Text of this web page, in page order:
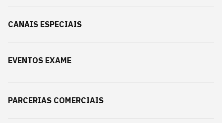
CANAIS ESPECIAIS
EVENTOS EXAME
PARCERIAS COMERCIAIS